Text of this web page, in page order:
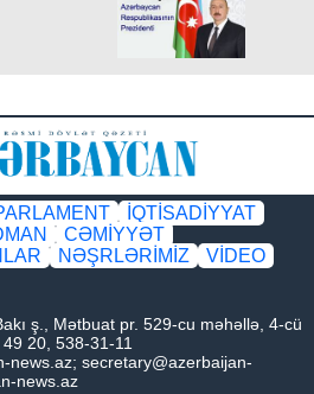
İQTİSADİYYAT
CƏMİYYƏT
NƏŞRLƏRİMİZ
VİDEO
ş., Mətbuat pr. 529-cu məhəllə, 4-cü
20, 538-31-11
news.az; secretary@azerbaijan-
news.az